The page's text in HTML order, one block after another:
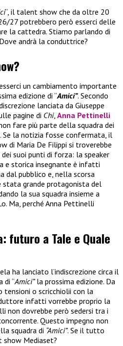
“, il talent show che da oltre 20
27 potrebbero però esserci delle
la cattedra. Stiamo parlando di
andrà la conduttrice?
un cambiamento importante
edizione di “Amici”. Secondo
lanciata da Giuseppe
pagine di Chi, Anna Pettinelli
fare più parte della squadra dei
Se la notizia fosse confermata, il
di Maria De Filippi si troverebbe
dei suoi punti di forza: la speaker
e storica insegnante è infatti
dal pubblico e, nella scorsa
stata grande protagonista del
la sua squadra insieme a
Ma, perché Anna Pettinelli
futuro a Tale e Quale
ha lanciato l’indiscrezione circa il
di “Amici”la prossima edizione. Da
tensioni o scricchiolii con la
infatti vorrebbe proprio la
non dovrebbe però sedersi tra i
Questo impegno non
squadra di “Amici”. Se il tutto
Mediaset?